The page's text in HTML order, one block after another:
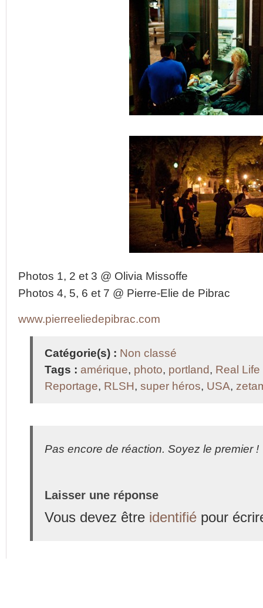
Photos 1, 2 et 3 @ Olivia Missoffe
Photos 4, 5, 6 et 7 @ Pierre-Elie de Pibrac
www.pierreeliedepibrac.com
Catégorie(s) : Non classé
Tags : amérique, photo, portland, Real
Reportage, RLSH, super héros, USA,
Pas encore de réaction. Soyez le premier !
Laisser une réponse
Vous devez être identifié pour